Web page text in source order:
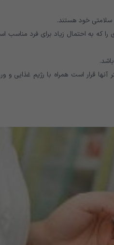
سلامتی خود هستند.
که به احتمال زیاد برای فرد مناسب
قرار است همراه با رژیم غذایی و